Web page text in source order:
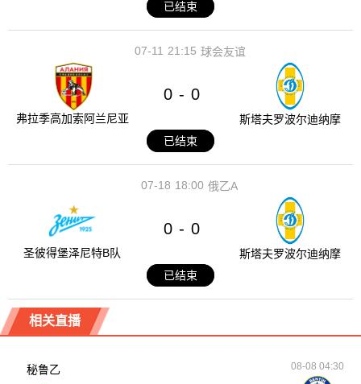
已结束
21:15
07-11 球会友谊
弗拉季高加索阿兰尼亚
0 - 0
斯塔夫罗波尔迪纳摩
已结束
18:00
07-18 俄乙A
圣彼得堡泽尼特B队
0 - 0
斯塔夫罗波尔迪纳摩
已结束
相关直播
秘鲁乙 08-08 04:30